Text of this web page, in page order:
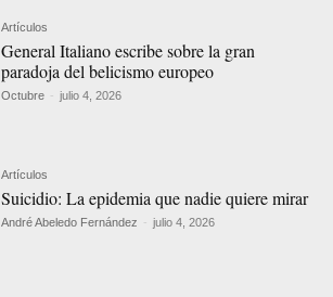
Artículos
General Italiano escribe sobre la gran
paradoja del belicismo europeo
Octubre - julio 4, 2026
Artículos
Suicidio: La epidemia que nadie quiere mirar
André Abeledo Fernández - julio 4, 2026